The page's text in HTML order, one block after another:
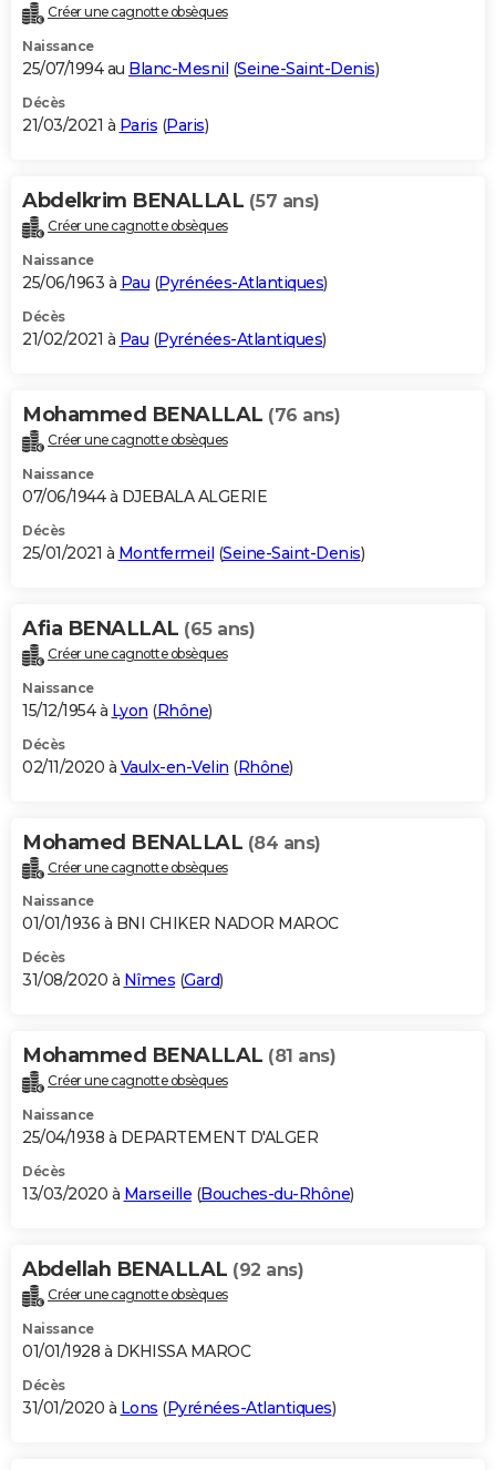
Créer une cagnotte obsèques
Naissance
25/07/1994 au Blanc-Mesnil (Seine-Saint-Denis)
Décès
21/03/2021 à Paris (Paris)
Abdelkrim BENALLAL (57 ans)
Créer une cagnotte obsèques
Naissance
25/06/1963 à Pau (Pyrénées-Atlantiques)
Décès
21/02/2021 à Pau (Pyrénées-Atlantiques)
Mohammed BENALLAL (76 ans)
Créer une cagnotte obsèques
Naissance
07/06/1944 à DJEBALA ALGERIE
Décès
25/01/2021 à Montfermeil (Seine-Saint-Denis)
Afia BENALLAL (65 ans)
Créer une cagnotte obsèques
Naissance
15/12/1954 à Lyon (Rhône)
Décès
02/11/2020 à Vaulx-en-Velin (Rhône)
Mohamed BENALLAL (84 ans)
Créer une cagnotte obsèques
Naissance
01/01/1936 à BNI CHIKER NADOR MAROC
Décès
31/08/2020 à Nîmes (Gard)
Mohammed BENALLAL (81 ans)
Créer une cagnotte obsèques
Naissance
25/04/1938 à DEPARTEMENT D'ALGER
Décès
13/03/2020 à Marseille (Bouches-du-Rhône)
Abdellah BENALLAL (92 ans)
Créer une cagnotte obsèques
Naissance
01/01/1928 à DKHISSA MAROC
Décès
31/01/2020 à Lons (Pyrénées-Atlantiques)